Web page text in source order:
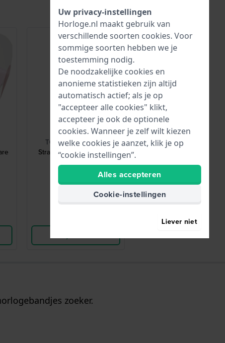
HWG
TOOL-STRCHG-001
Strap Changing Tool 001
Bandwisseltool
● Op voorraad
zoeker.
Uw privacy-instellingen
Horloge.nl maakt gebruik van
verschillende soorten cookies. Voor
sommige soorten hebben we je
toestemming nodig.
De noodzakelijke cookies en
anonieme statistieken zijn altijd
automatisch actief; als je op
"accepteer alle cookies" klikt,
accepteer je ook de optionele
cookies. Wanneer je zelf wilt kiezen
welke cookies je aanzet, klik je op
“cookie instellingen”.
Alles accepteren
Cookie-instellingen
Liever niet